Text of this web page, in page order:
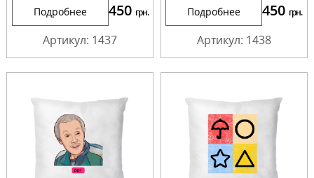
Подробнее 450 грн.
Артикул: 1437
Подробнее 450 грн.
Артикул: 1438